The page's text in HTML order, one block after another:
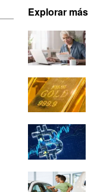
Explorar más